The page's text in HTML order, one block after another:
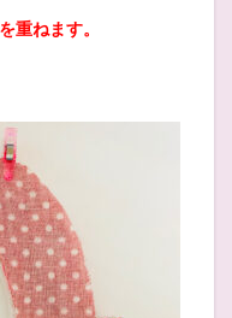
重ねます。